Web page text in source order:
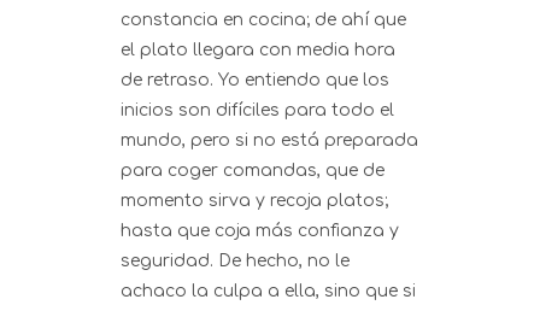
constancia en cocina; de ahí que
el plato llegara con media hora
de retraso. Yo entiendo que los
inicios son difíciles para todo el
mundo, pero si no está preparada
para coger comandas, que de
momento sirva y recoja platos;
hasta que coja más confianza y
seguridad. De hecho, no le
achaco la culpa a ella, sino que si